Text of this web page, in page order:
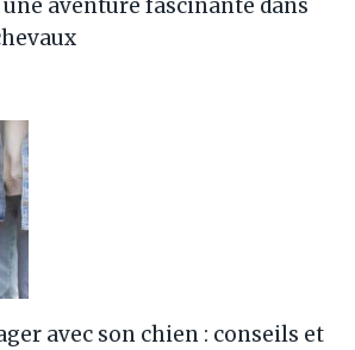
une aventure fascinante dans
avec son chien : conseils et